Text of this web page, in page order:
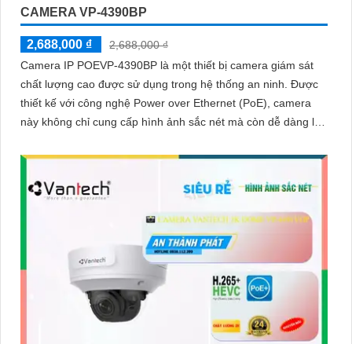
CAMERA VP-4390BP
2,688,000 ₫
2,688,000 ₫
Camera IP POEVP-4390BP là một thiết bị camera giám sát
chất lượng cao được sử dụng trong hệ thống an ninh. Được
thiết kế với công nghệ Power over Ethernet (PoE), camera
này không chỉ cung cấp hình ảnh sắc nét mà còn dễ dàng lắp